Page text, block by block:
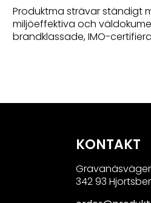
Produktma strävar ständigt
miljöeffektiva och
brandklassade, IMO-
KONTAKT
342 93